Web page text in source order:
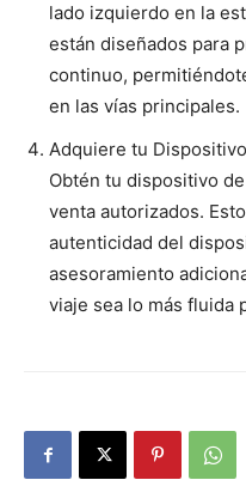
lado izquierdo en la
están diseñados para
continuo,
en las vías principales.
Adquiere tu
Obtén tu dispositivo
venta autorizados.
autenticidad del
asesoramiento
viaje sea lo más fluida